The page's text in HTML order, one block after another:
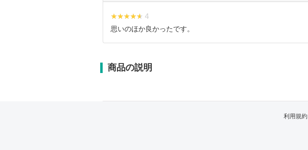
★★★★★
★★★★★ 4
思いのほか良かったです。
商品の説明
利用規約